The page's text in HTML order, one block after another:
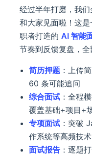
经过半年打磨，我
和大家见面啦！这
职者打造的 AI 智能
节奏到反馈复盘，全
简历押题 ：上传
60 条可能追问
综合面试 ：全程
覆盖基础+项目+
专项面试 ：突破
作系统等高频技
面试报告 ：逐题